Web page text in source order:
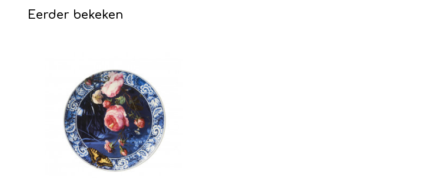
Eerder bekeken